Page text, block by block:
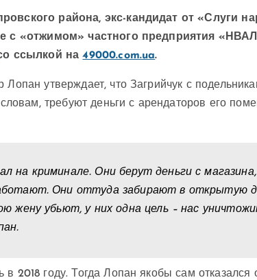
района, экс-кандидат от «Слуги
с «отжимом» частного предприятия
ссылкой на49000.com.ua.
утверждает, что Загрийчук с
требуют деньги с арендаторов его
на криминале. Они берут деньги с
Они оттуда забирают в открытую
жену убьют, у них одна цель – нас
2018 году. Тогда Лопан якобы сам